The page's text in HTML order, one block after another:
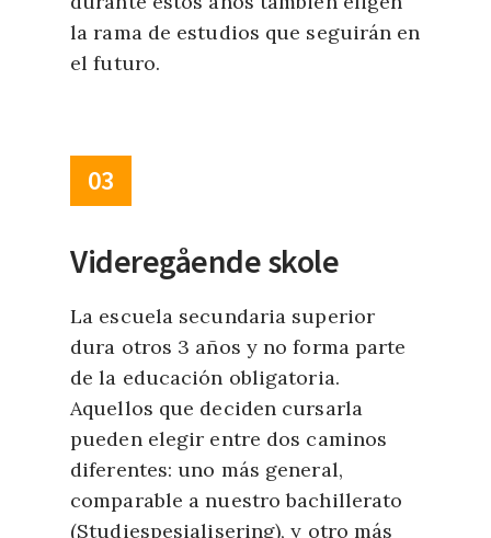
la rama de estudios que seguirán en
el futuro.
03
Videregående skole
La escuela secundaria superior
dura otros 3 años y no forma parte
de la educación obligatoria.
Aquellos que deciden cursarla
pueden elegir entre dos caminos
diferentes: uno más general,
comparable a nuestro bachillerato
(Studiespesialisering), y otro más